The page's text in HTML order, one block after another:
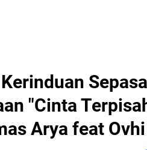
"Cinta
Arya feat